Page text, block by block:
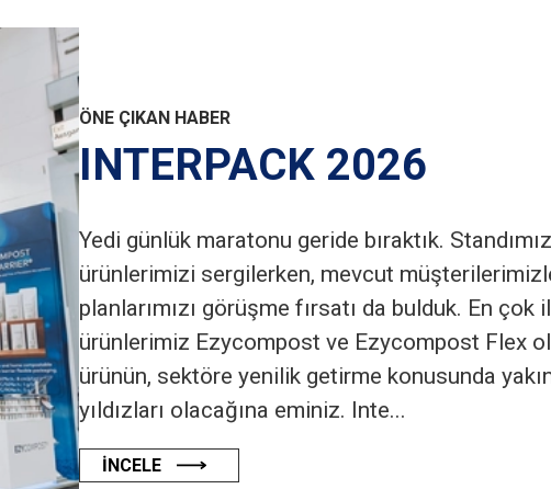
ÖNE ÇIKAN HABER
INTERPACK 2026
Yedi günlük maratonu geride bıraktık.
ürünlerimizi sergilerken, mevcut
planlarımızı görüşme fırsatı da bulduk. En çok
ürünlerimiz Ezycompost ve Ezycompost Flex
ürünün, sektöre yenilik getirme konusunda
yıldızları olacağına eminiz. Inte...
INCELE